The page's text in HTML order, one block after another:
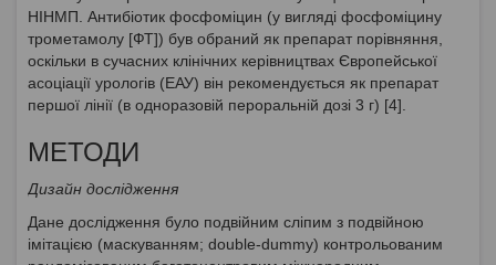
НІНМП. Антибіотик фосфоміцин (у вигляді фосфоміцину
трометамолу [ФТ]) був обраний як препарат порівняння,
оскільки в сучасних клінічних керівництвах Європейської
асоціації урологів (ЕАУ) він рекомендується як препарат
першої лінії (в одноразовій пероральній дозі 3 г) [4].
МЕТОДИ
Дизайн дослідження
Дане дослідження було подвійним сліпим з подвійною
імітацією (маскуванням; double-dummy) контрольованим